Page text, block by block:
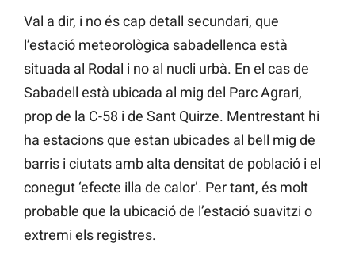
Val a dir, i no és cap detall secundari, que
l’estació meteorològica sabadellenca està
situada al Rodal i no al nucli urbà. En el cas de
Sabadell està ubicada al mig del Parc Agrari,
prop de la C-58 i de Sant Quirze. Mentrestant hi
ha estacions que estan ubicades al bell mig de
barris i ciutats amb alta densitat de població i el
conegut ‘efecte illa de calor’. Per tant, és molt
probable que la ubicació de l’estació suavitzi o
extremi els registres.